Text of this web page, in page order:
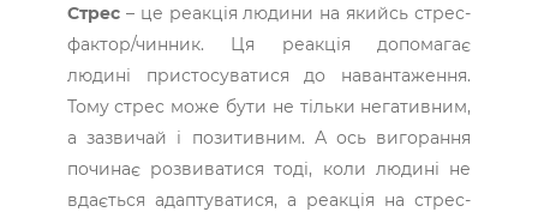
Стрес– це реакція людини на якийсь стрес-
фактор/чинник. Ця реакція допомагає
людині пристосуватися до навантаження.
Тому стрес може бути не тільки негативним,
а зазвичай і позитивним. А ось вигорання
починає розвиватися тоді, коли людині не
вдається адаптуватися, а реакція на стрес-